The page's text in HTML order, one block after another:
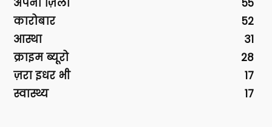
अपना ज़िला
55
कारोबार
52
आस्था
31
क्राइम ब्यूरो
28
ज़रा इधर भी
17
स्वास्थ्य
17